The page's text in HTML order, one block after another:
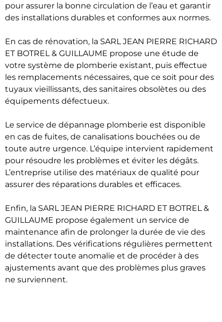
pour assurer la bonne circulation de l’eau et garantir
des installations durables et conformes aux normes.
En cas de rénovation, la SARL JEAN PIERRE RICHARD
ET BOTREL & GUILLAUME propose une étude de
votre système de plomberie existant, puis effectue
les remplacements nécessaires, que ce soit pour des
tuyaux vieillissants, des sanitaires obsolètes ou des
équipements défectueux.
Le service de dépannage plomberie est disponible
en cas de fuites, de canalisations bouchées ou de
toute autre urgence. L’équipe intervient rapidement
pour résoudre les problèmes et éviter les dégâts.
L’entreprise utilise des matériaux de qualité pour
assurer des réparations durables et efficaces.
Enfin, la SARL JEAN PIERRE RICHARD ET BOTREL &
GUILLAUME propose également un service de
maintenance afin de prolonger la durée de vie des
installations. Des vérifications régulières permettent
de détecter toute anomalie et de procéder à des
ajustements avant que des problèmes plus graves
ne surviennent.